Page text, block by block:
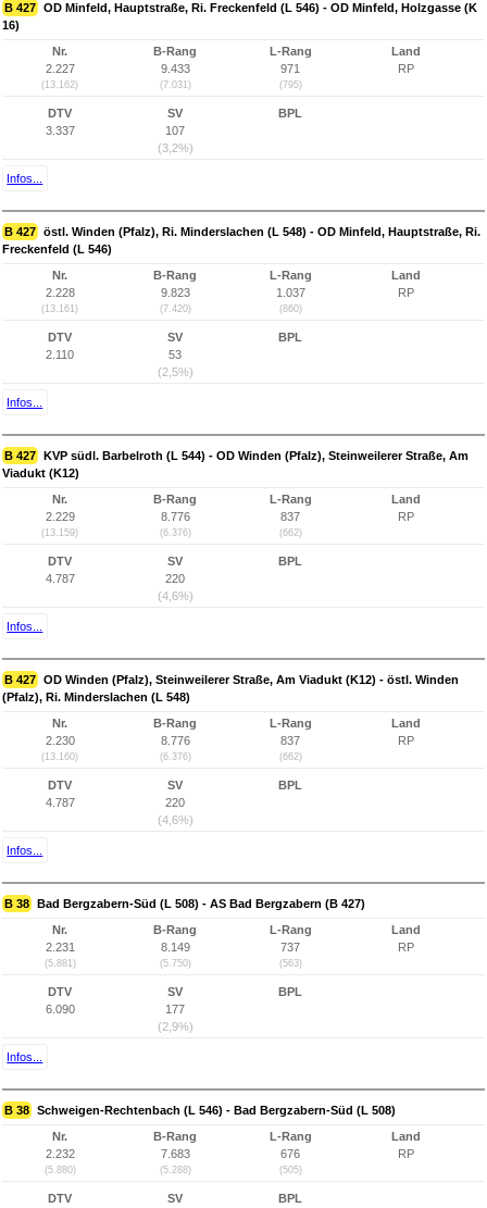
B 427 OD Minfeld, Hauptstraße, Ri. Freckenfeld (L 546) - OD Minfeld, Holzgasse (K
16)
Nr.
2.227
(13.162)
B-Rang
9.433
(7.031)
L-Rang
971
(795)
Land
RP
DTV
3.337
SV
107
(3,2%)
BPL
Infos...
B 427 östl. Winden (Pfalz), Ri. Minderslachen (L 548) - OD Minfeld, Hauptstraße, Ri.
Freckenfeld (L 546)
Nr.
2.228
(13.161)
B-Rang
9.823
(7.420)
L-Rang
1.037
(860)
Land
RP
DTV
2.110
SV
53
(2,5%)
BPL
Infos...
B 427 KVP südl. Barbelroth (L 544) - OD Winden (Pfalz), Steinweilerer Straße, Am
Viadukt (K12)
Nr.
2.229
(13.159)
B-Rang
8.776
(6.376)
L-Rang
837
(662)
Land
RP
DTV
4.787
SV
220
(4,6%)
BPL
Infos...
B 427 OD Winden (Pfalz), Steinweilerer Straße, Am Viadukt (K12) - östl. Winden
(Pfalz), Ri. Minderslachen (L 548)
Nr.
2.230
(13.160)
B-Rang
8.776
(6.376)
L-Rang
837
(662)
Land
RP
DTV
4.787
SV
220
(4,6%)
BPL
Infos...
B 38 Bad Bergzabern-Süd (L 508) - AS Bad Bergzabern (B 427)
Nr.
2.231
(5.881)
B-Rang
8.149
(5.750)
L-Rang
737
(563)
Land
RP
DTV
6.090
SV
177
(2,9%)
BPL
Infos...
B 38 Schweigen-Rechtenbach (L 546) - Bad Bergzabern-Süd (L 508)
Nr.
2.232
(5.880)
B-Rang
7.683
(5.288)
L-Rang
676
(505)
Land
RP
DTV SV BPL